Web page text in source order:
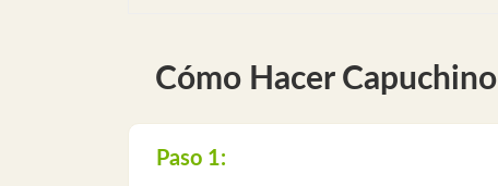
Cómo Hacer Capuchino
Paso 1: